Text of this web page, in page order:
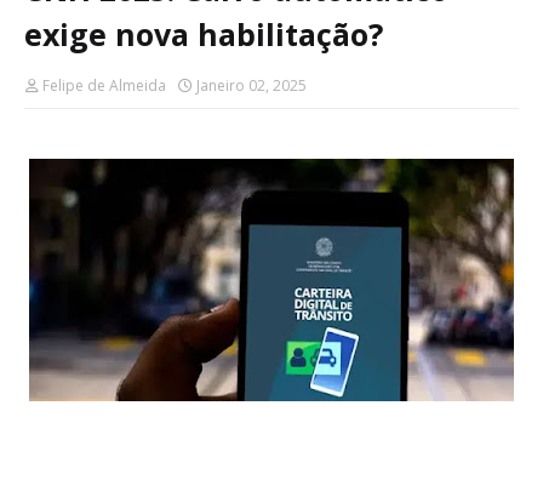
exige nova habilitação?
Felipe de Almeida Janeiro 02, 2025